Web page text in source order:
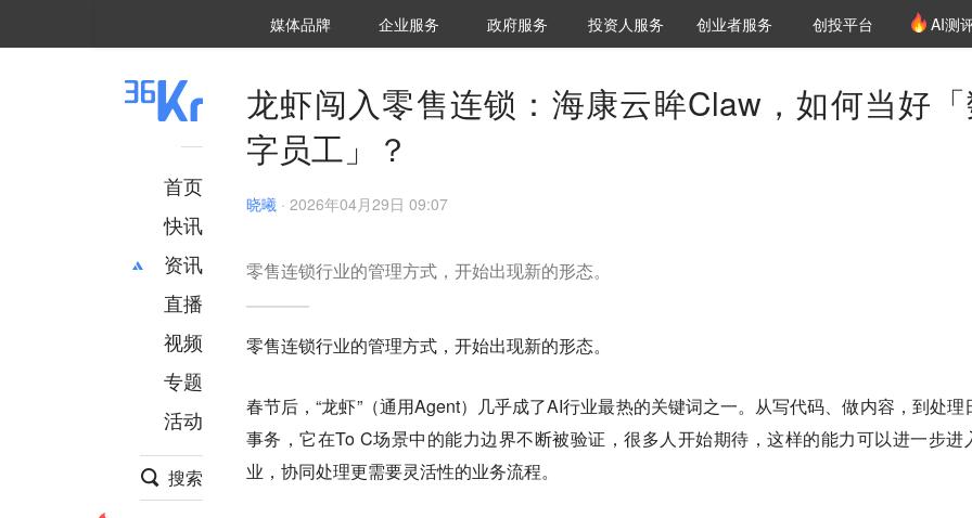
媒体品牌 36Kr研究院
企业服务 城市之窗
政府服务 VClub投资机构库
投资机构职位推介
投资人服务 创投氪堂
创业者服务 创投平台 AI测
首页
快讯
资讯
推荐
财经
项目推荐
安徽
直播
视频
专题
活动
搜索
龙虾闯入零售连锁：海康云眸Claw，如何当好
字员工」？
晓曦 · 2026年04月29日 09:07
零售连锁行业的管理方式，开始出现新的形态。
零售连锁行业的管理方式，开始出现新的形态。
春节后，“龙虾”（通用Agent）几乎成了AI行业最热的关键词之一。从写代码、做内容，到处理
事务，它在To C场景中的能力边界不断被验证，很多人开始期待，这样的能力可以进一步进
业，协同处理更需要灵活性的业务流程。